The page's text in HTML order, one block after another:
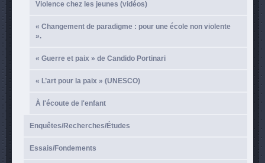
Violence chez les jeunes (vidéos)
« Changement de paradigme : pour une école non violente
».
« Guerre et paix » de Candido Portinari
« L’art pour la paix » (UNESCO)
À l'écoute de l'enfant
Enquêtes/Recherches/Études
Essais/Fondements